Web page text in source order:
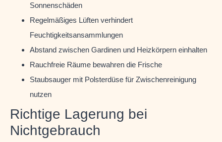
Sonnenschäden
Regelmäßiges Lüften verhindert
Feuchtigkeitsansammlungen
Abstand zwischen Gardinen und Heizkörpern einhalten
Rauchfreie Räume bewahren die Frische
Staubsauger mit Polsterdüse für Zwischenreinigung
nutzen
Richtige Lagerung bei
Nichtgebrauch